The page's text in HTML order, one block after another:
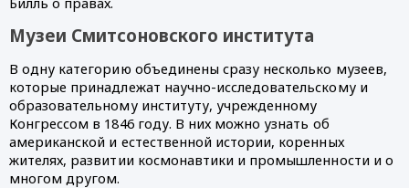
Музеи Смитсоновского института
В одну категорию объединены сразу несколько музеев,
которые принадлежат научно-исследовательскому и
образовательному институту, учрежденному
Конгрессом в 1846 году. В них можно узнать об
американской и естественной истории, коренных
жителях, развитии космонавтики и промышленности и о
многом другом.